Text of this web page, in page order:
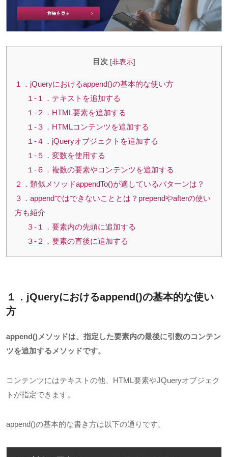
目次 [非表示]
１．jQueryにおけるappend()の基本的な使い方
１-１．テキストを追加する
１-２．HTML要素を追加する
１-３．HTMLコンテンツを追加する
１-４．jQueryオブジェクトを追加する
１-５．変数を使用する
１-６．複数の要素やコンテンツを追加する
２．類似メソッドappendTo()が適しているパターンは？
３．appendではできないこととは？prependやafterの使い
方も紹介
３-１．要素内の先頭に追加する
３-２．要素の直後に追加する
１．jQueryにおけるappend()の基本的な使い
方
append()メソッドは、指定した要素内の最後に引数のコンテン
ツを追加するメソッドです。
コンテンツにはテキストの他、 HTML要素やJQueryオブジェク
トが指定できます。
append()の基本的な書き方は以下の通りです。